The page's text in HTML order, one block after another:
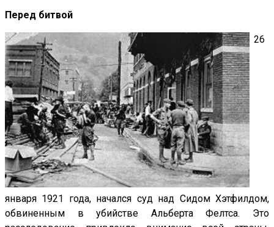
Перед битвой
26
января 1921 года, начался суд над Сидом Хэтфилдом,
обвиненным в убийстве Альберта Фелтса. Это